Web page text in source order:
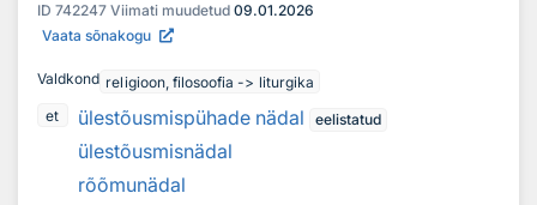
ID 742247 Viimati muudetud 09.01.2026
Vaata sõnakogu
Valdkond religioon, filosoofia -> liturgika
et
ülestõusmispühade nädal eelistatud
ülestõusmisnädal
rõõmunädal